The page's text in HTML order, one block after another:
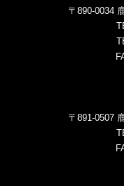
〒890-0034
〒891-0507